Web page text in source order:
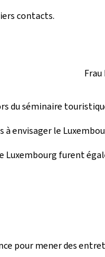
contacts.
du séminaire
envisager le
Luxembourg furent
pour mener des